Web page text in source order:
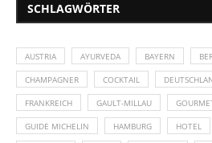
SCHLAGWÖRTER
AUSTRIA AYURVEDA BAYERN
CHAMPAGNER COCKTAIL
FRANKREICH GAULT-MILLAU
GUIDE MICHELIN HAMBURG HOTEL